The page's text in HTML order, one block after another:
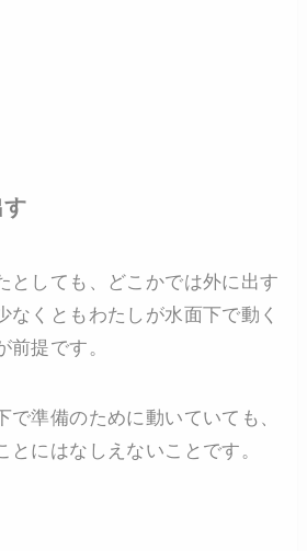
としても、どこかでは外に出す
なくともわたしが水面下で動く
前提です。
で準備のために動いていても、
とにはなしえないことです。